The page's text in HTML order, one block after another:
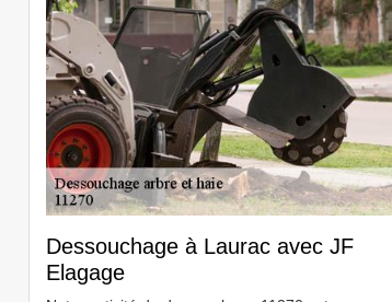
Dessouchage à Laurac avec JF
Elagage